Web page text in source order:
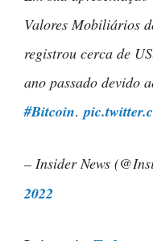
Valores Mobiliários
registrou cerca de
ano passado devido
#Bitcoin.
– Insider News
2022